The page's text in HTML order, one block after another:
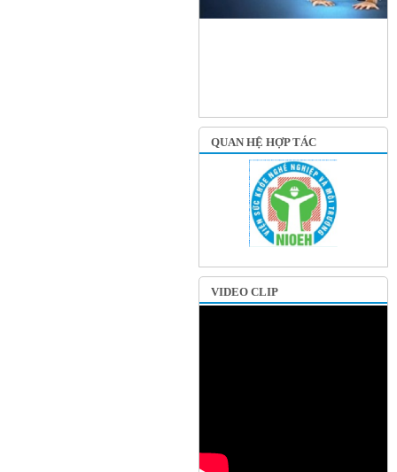
QUAN HỆ HỢP TÁC
VIDEO CLIP